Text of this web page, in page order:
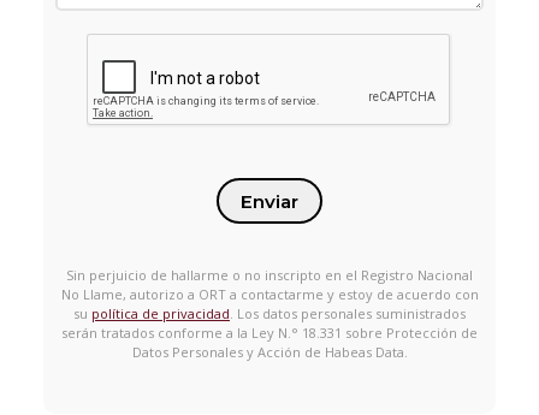
Enviar
Sin perjuicio de hallarme o no inscripto en el Registro Nacional
No Llame, autorizo a ORT a contactarme y estoy de acuerdo con
su política de privacidad. Los datos personales suministrados
serán tratados conforme a la Ley N.° 18.331 sobre Protección de
Datos Personales y Acción de Habeas Data.